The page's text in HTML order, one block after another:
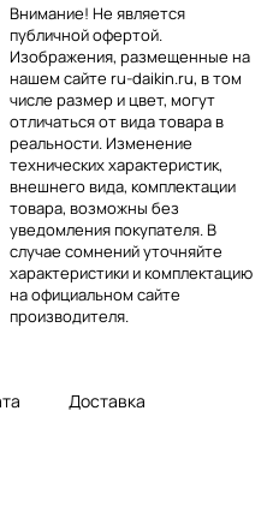
Внимание! Не является
публичной офертой.
Изображения, размещенные на
нашем сайте ru-daikin.ru, в том
числе размер и цвет, могут
отличаться от вида товара в
реальности. Изменение
технических характеристик,
внешнего вида, комплектации
товара, возможны без
уведомления покупателя. В
случае сомнений уточняйте
характеристики и комплектацию
на официальном сайте
производителя.
Доставка